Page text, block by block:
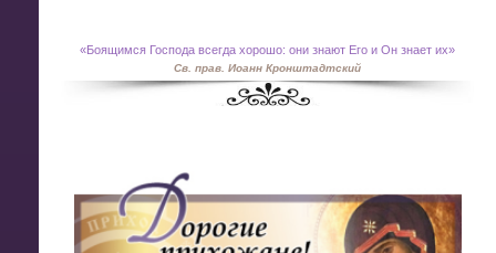
«Боящимся Господа всегда хорошо: они знают Его и Он знает их»
Св. прав. Иоанн Кронштадтский